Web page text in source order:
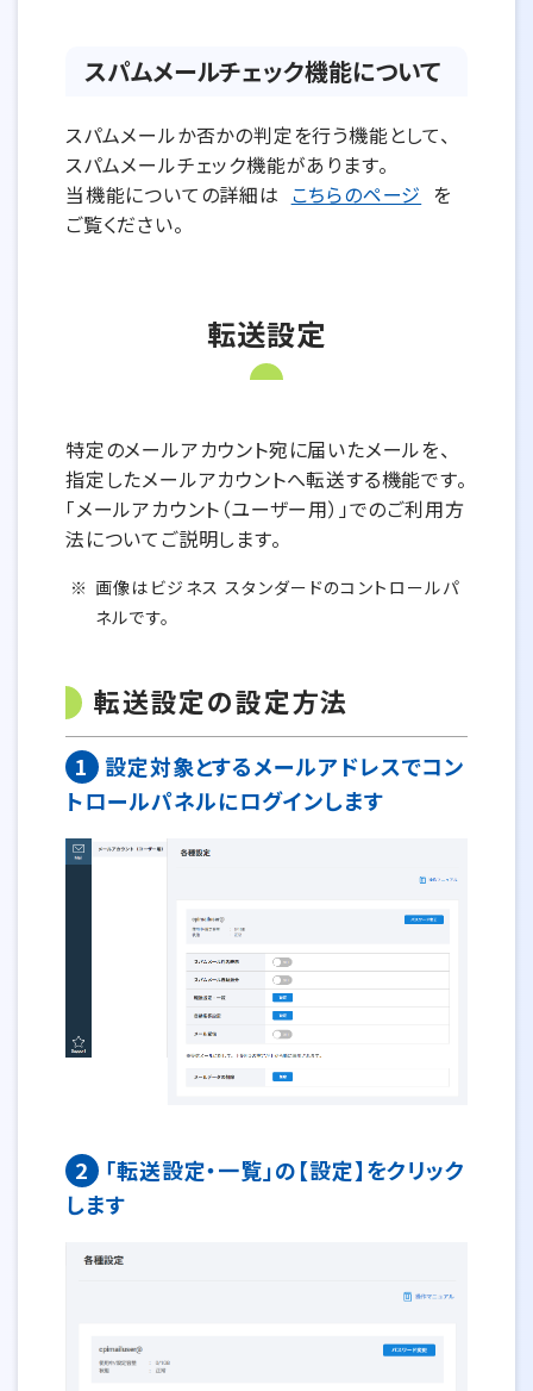
スパムメールチェック機能について
スパムメールか否かの判定を行う機能として、
スパムメールチェック機能があります。
当機能についての詳細は こちらのページ を
ご覧ください。
転送設定
特定のメールアカウント宛に届いたメールを、
指定したメールアカウントへ転送する機能です。
「メールアカウント（ユーザー用）」でのご利用方
法についてご説明します。
画像はビジネス スタンダードのコントロールパ
ネルです。
転送設定の設定方法
1
設定対象とするメールアドレスでコン
トロールパネルにログインします
2
「転送設定・一覧」の【設定】をクリック
します